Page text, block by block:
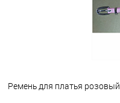
Ремень для платья розовый